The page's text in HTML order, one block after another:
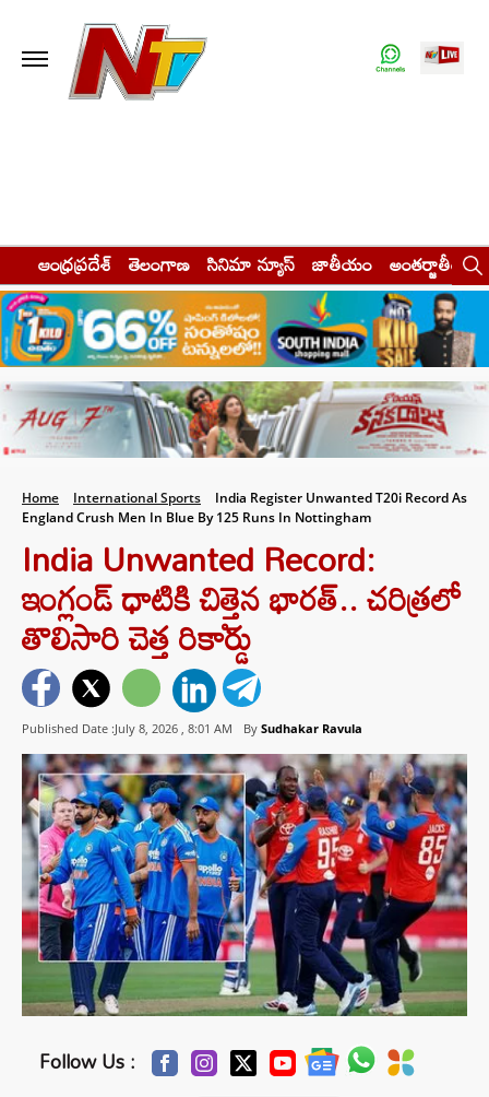
ఆంధ్రప్రదేశ్ తెలంగాణ సినిమా న్యూస్ జాతీయం అంతర్జాతీయం
Home International Sports
India Register Unwanted T20i Record As
England Crush Men In Blue By 125 Runs In Nottingham
India Unwanted Record:
ఇంగ్లండ్ ధాటికి చిత్తైన భారత్.. చరిత్రలో
తొలిసారి చెత్త రికార్డు
Published Date :July 8, 2026 , 8:01 AM By Sudhakar Ravula
Follow Us :